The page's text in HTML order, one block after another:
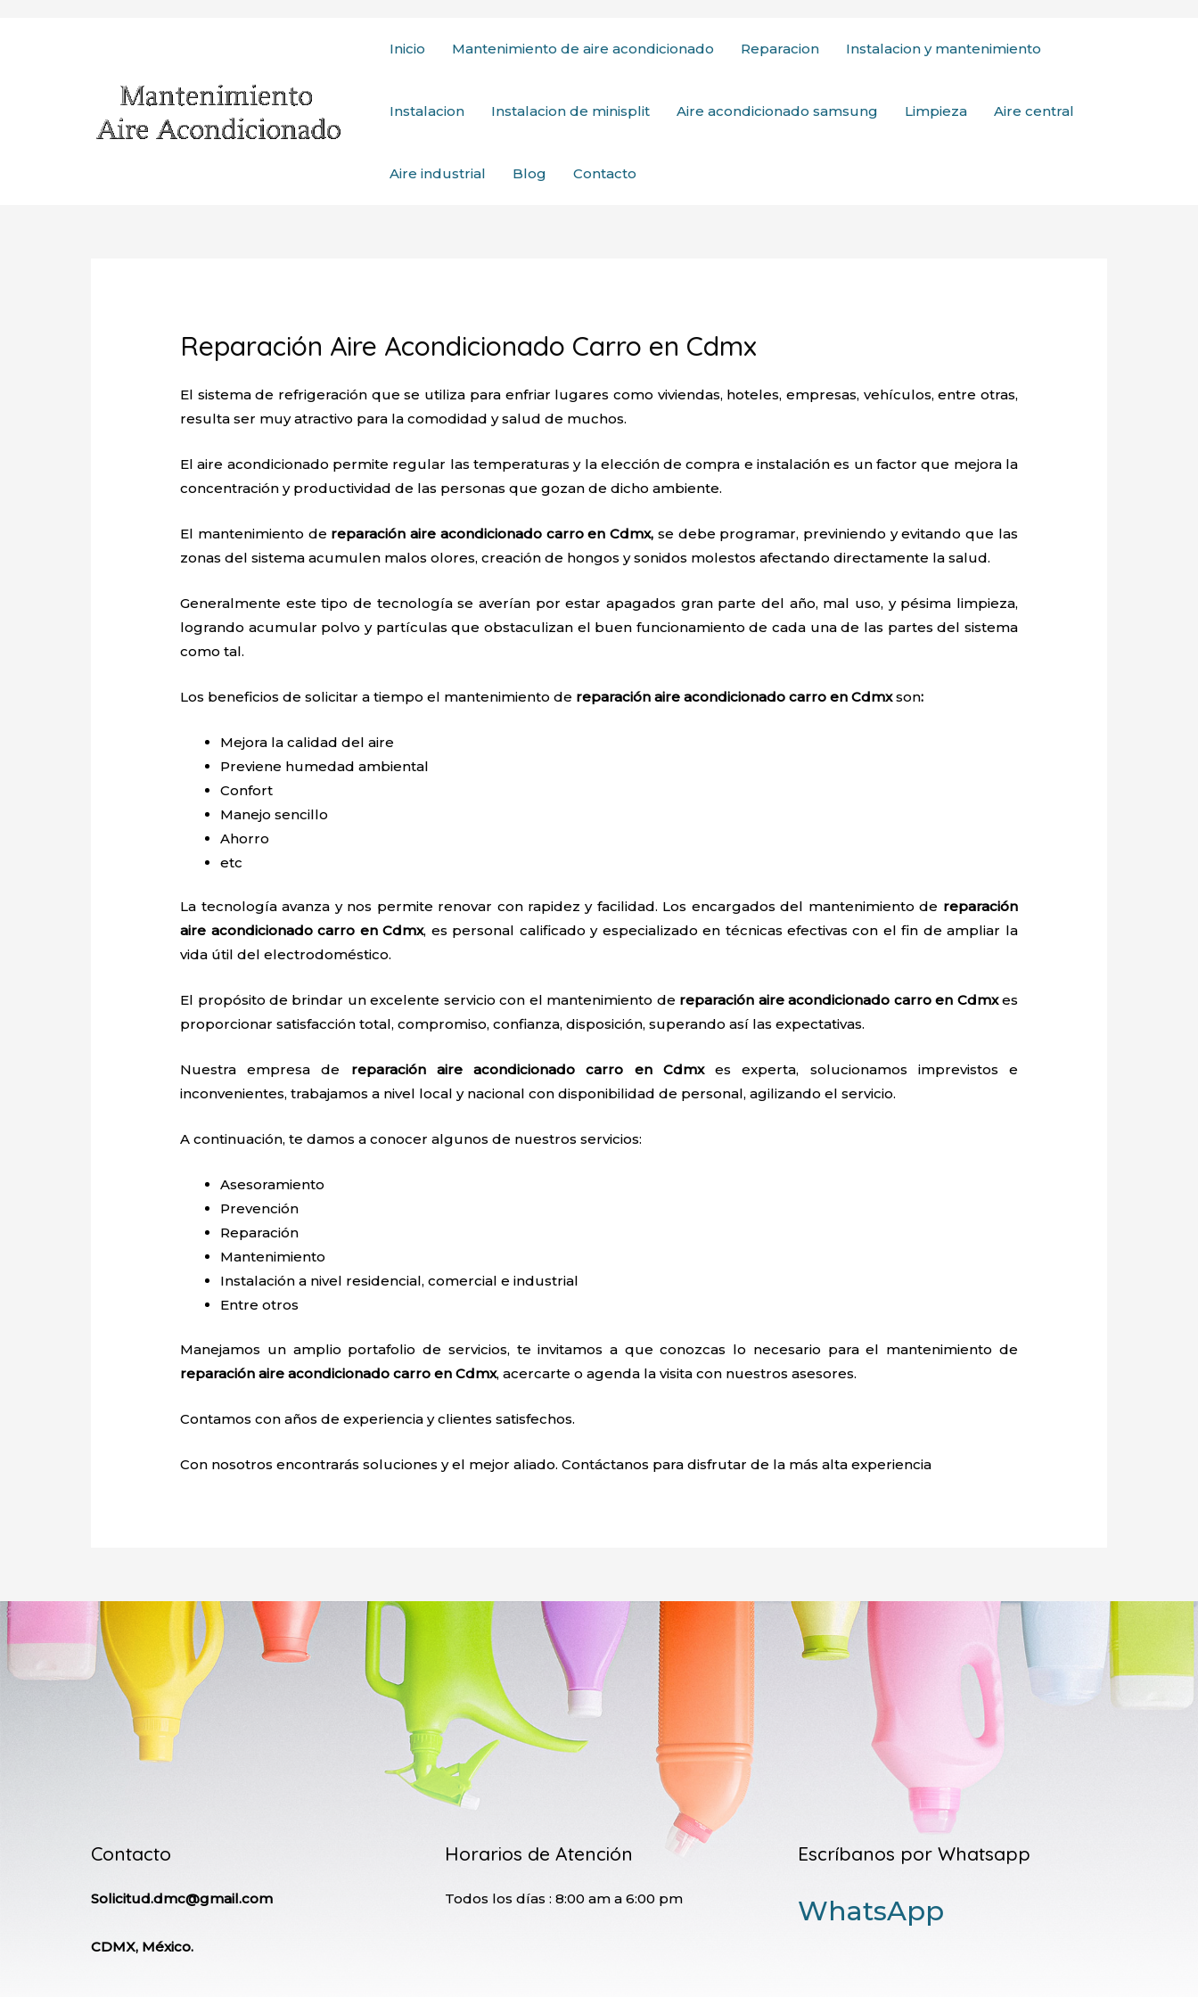
Inicio Mantenimiento de aire acondicionado Reparacion Instalacion y mantenimiento
Instalacion Instalacion de minisplit Aire acondicionado samsung Limpieza Aire central
Aire industrial Blog Contacto
Reparación Aire Acondicionado Carro en Cdmx
El sistema de refrigeración que se utiliza para enfriar lugares como viviendas, hoteles, empresas, vehículos, entre otras,
resulta ser muy atractivo para la comodidad y salud de muchos.
El aire acondicionado permite regular las temperaturas y la elección de compra e instalación es un factor que mejora la
concentración y productividad de las personas que gozan de dicho ambiente.
El mantenimiento de reparación aire acondicionado carro en Cdmx, se debe programar, previniendo y evitando que las
zonas del sistema acumulen malos olores, creación de hongos y sonidos molestos afectando directamente la salud.
Generalmente este tipo de tecnología se averían por estar apagados gran parte del año, mal uso, y pésima limpieza,
logrando acumular polvo y partículas que obstaculizan el buen funcionamiento de cada una de las partes del sistema
como tal.
Los beneficios de solicitar a tiempo el mantenimiento de reparación aire acondicionado carro en Cdmxson:
Mejora la calidad del aire
Previene humedad ambiental
Confort
Manejo sencillo
Ahorro
etc
La tecnología avanza y nos permite renovar con rapidez y facilidad. Los encargados del mantenimiento de reparación
aire acondicionado carro en Cdmx, es personal calificado y especializado en técnicas efectivas con el fin de ampliar la
vida útil del electrodoméstico.
El propósito de brindar un excelente servicio con el mantenimiento de reparación aire acondicionado carroen Cdmxes
proporcionar satisfacción total, compromiso, confianza, disposición, superando así las expectativas.
Nuestra empresa de reparación aire acondicionado carro en Cdmxes experta, solucionamos imprevistos e
inconvenientes, trabajamos a nivel local y nacional con disponibilidad de personal, agilizando el servicio.
A continuación, te damos a conocer algunos de nuestros servicios:
Asesoramiento
Prevención
Reparación
Mantenimiento
Instalación a nivel residencial, comercial e industrial
Entre otros
Manejamos un amplio portafolio de servicios, te invitamos a que conozcas lo necesario para el mantenimiento de
reparación aire acondicionado carro en Cdmx, acercarte o agenda la visita con nuestros asesores.
Contamos con años de experiencia y clientes satisfechos.
Con nosotros encontrarás soluciones y el mejor aliado. Contáctanos para disfrutar de la más alta experiencia
Contacto
Solicitud.dmc@gmail.com
CDMX, México.
Horarios de Atención
Todos los días : 8:00 am a 6:00 pm
Escríbanos por Whatsapp
WhatsApp